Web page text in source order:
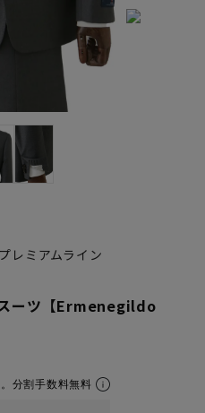
レミアムライン
ーツ【Ermenegildo
分割手数料無料